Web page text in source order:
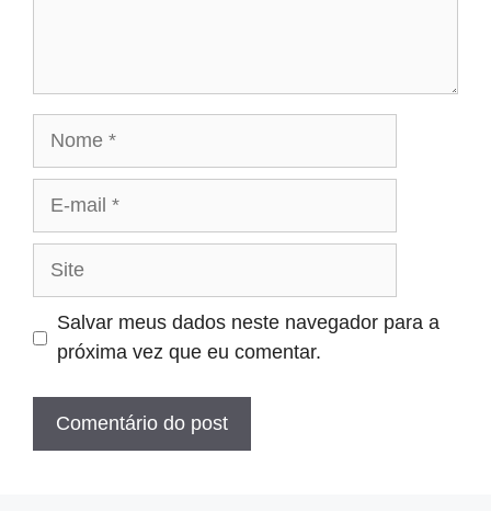
Site
Salvar meus dados neste navegador para a
próxima vez que eu comentar.